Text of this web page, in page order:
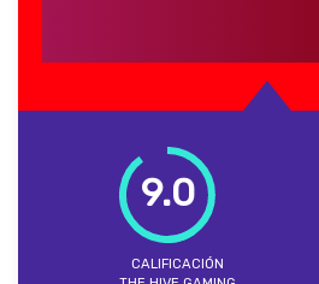
9.0
CALIFICACIÓN